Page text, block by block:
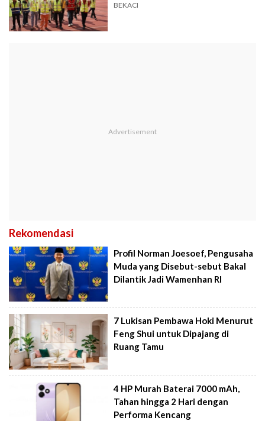
BEKACI
Rekomendasi
Profil Norman Joesoef, Pengusaha
Muda yang Disebut-sebut Bakal
Dilantik Jadi Wamenhan RI
7 Lukisan Pembawa Hoki Menurut
Feng Shui untuk Dipajang di
Ruang Tamu
4 HP Murah Baterai 7000 mAh,
Tahan hingga 2 Hari dengan
Performa Kencang